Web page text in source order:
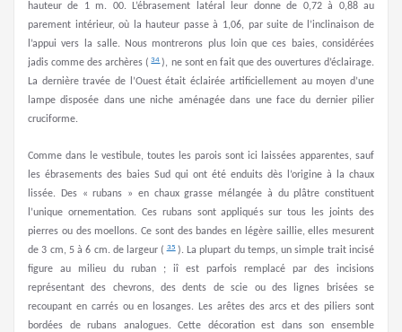
hauteur de 1 m. 00. L’ébrasement latéral leur donne de 0,72 à 0,88 au
parement intérieur, où la hauteur passe à 1,06, par suite de l’inclinaison de
l’appui vers la salle. Nous montrerons plus loin que ces baies, considérées
jadis comme des archères ( 34 ), ne sont en fait que des ouvertures d’éclairage.
La dernière travée de l’Ouest était éclairée artificiellement au moyen d’une
lampe disposée dans une niche aménagée dans une face du dernier pilier
cruciforme.
Comme dans le vestibule, toutes les parois sont ici laissées apparentes, sauf
les ébrasements des baies Sud qui ont été enduits dès l’origine à la chaux
lissée. Des « rubans » en chaux grasse mélangée à du plâtre constituent
l’unique ornementation. Ces rubans sont appliqués sur tous les joints des
pierres ou des moellons. Ce sont des bandes en légère saillie, elles mesurent
de 3 cm, 5 à 6 cm. de largeur ( 35 ). La plupart du temps, un simple trait incisé
figure au milieu du ruban ; iî est parfois remplacé par des incisions
représentant des chevrons, des dents de scie ou des lignes brisées se
recoupant en carrés ou en losanges. Les arêtes des arcs et des piliers sont
bordées de rubans analogues. Cette décoration est dans son ensemble